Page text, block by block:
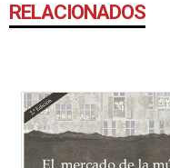
RELACIONADOS